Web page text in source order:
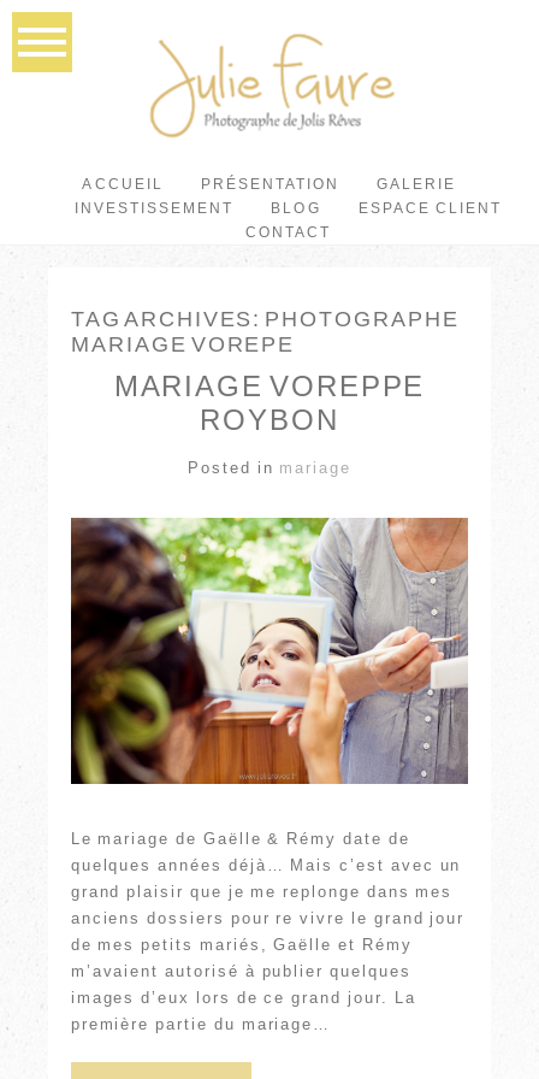
ACCUEIL PRÉSENTATION
GALERIE
INVESTISSEMENT
BLOG
ESPACE CLIENT
CONTACT
TAG ARCHIVES: PHOTOGRAPHE
MARIAGE VOREPE
MARIAGE VOREPPE
ROYBON
Posted in mariage
Le mariage de Gaëlle & Rémy date de
quelques années déjà… Mais c’est avec un
grand plaisir que je me replonge dans mes
anciens dossiers pour re vivre le grand jour
de mes petits mariés, Gaëlle et Rémy
m’avaient autorisé à publier quelques
images d’eux lors de ce grand jour. La
première partie du mariage…